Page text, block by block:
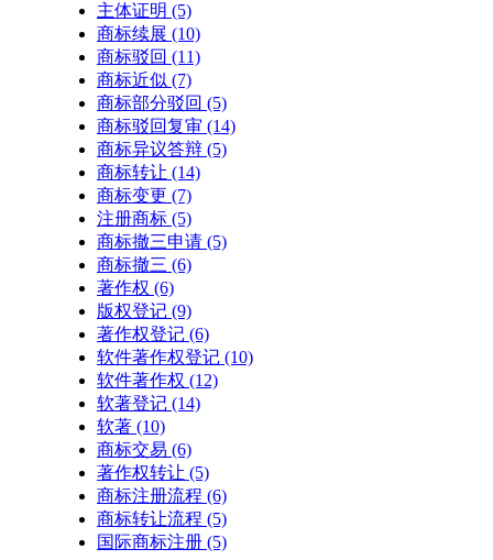
主体证明 (5)
商标续展 (10)
商标驳回 (11)
商标近似 (7)
商标部分驳回 (5)
商标驳回复审 (14)
商标异议答辩 (5)
商标转让 (14)
商标变更 (7)
注册商标 (5)
商标撤三申请 (5)
商标撤三 (6)
著作权 (6)
版权登记 (9)
著作权登记 (6)
软件著作权登记 (10)
软件著作权 (12)
软著登记 (14)
软著 (10)
商标交易 (6)
著作权转让 (5)
商标注册流程 (6)
商标转让流程 (5)
国际商标注册 (5)